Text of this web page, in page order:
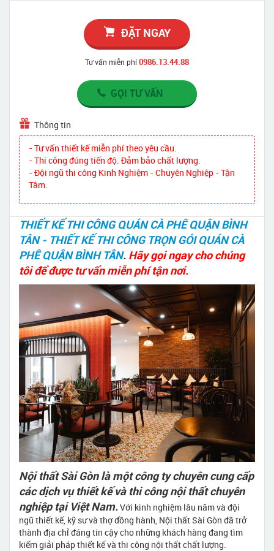
ĐẶT NGAY
Tư vấn miễn phí0986.13.44.88
GỌI TƯ VẤN
Thông tin
- Tư vấn thiết kế miễn phí theo yêu cầu.
- Thi công đúng tiến độ. Đảm bảo chất lượng.
- Đội ngũ thi công Kinh Nghiệm - Chuyên Nghiệp - Tận
Tâm.
THIẾT KẾ THI CÔNG QUÁN CÀ PHÊ QUẬN BÌNH
TÂN - THIẾT KẾ THI CÔNG TRỌN GÓI QUÁN CÀ
PHÊ QUẬN BÌNH TÂN. Hãy gọi ngay cho chúng
tôi để được tư vấn miễn phí tận nơi.
Nội thất Sài Gòn là một công ty chuyên cung cấp
các dịch vụ thiết kế và thi công nội thất chuyên
nghiệp tại Việt Nam.Với kinh nghiệm lâu năm và đội
ngũ thiết kế, kỹ sư và thợ đồng hành, Nội thất Sài Gòn đã trở
thành địa chỉ đáng tin cậy cho những khách hàng đang tìm
kiếm giải pháp thiết kế và thi công nội thất chất lượng.